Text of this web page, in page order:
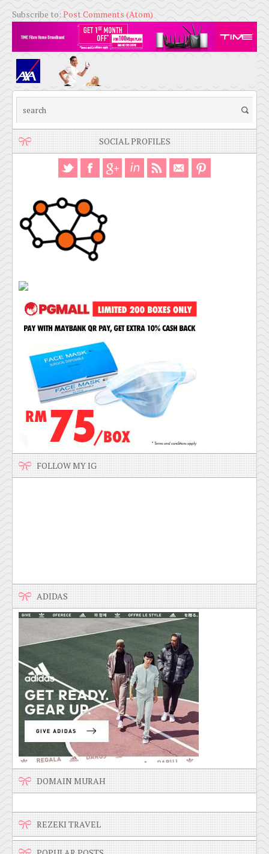
Subscribe to:Post Comments (Atom)
SOCIAL PROFILES
FOLLOW MY IG
ADIDAS
DOMAIN MURAH
REZEKI TRAVEL